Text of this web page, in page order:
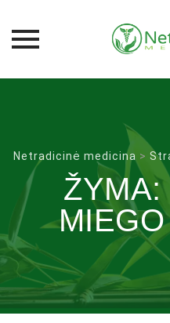
Netradicinė medicina >
ŽYMA: